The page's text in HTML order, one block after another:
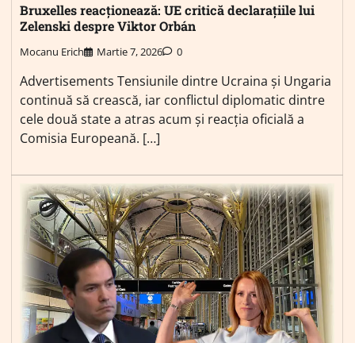
Bruxelles reacționează: UE critică declarațiile lui
Zelenski despre Viktor Orbán
Mocanu Erich Martie 7, 2026 0
Advertisements Tensiunile dintre Ucraina și Ungaria
continuă să crească, iar conflictul diplomatic dintre
cele două state a atras acum și reacția oficială a
Comisia Europeană. […]